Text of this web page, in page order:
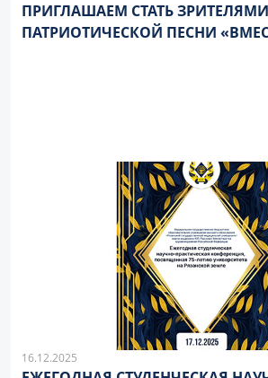
ПРИГЛАШАЕМ СТАТЬ
ПАТРИОТИЧЕСКОЙ ПЕСНИ
16.12.2025